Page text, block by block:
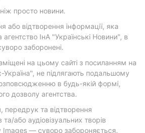
просто новини.
або відтворення інформації, яка
ІнА "Українські Новини", в
заборонені.
на цьому сайті з посиланням на
Україна", не підлягають подальшому
в будь-якій формі,
дозволу агентства.
передрук та відтворення
або аудіовізуальних творів
Images — суворо забороняється.